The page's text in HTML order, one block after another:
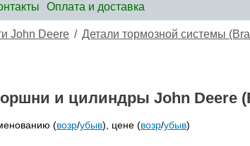
Оплата и доставка
John Deere / Детали тормозной системы
и цилиндры John Deere
(возр/убыв), цене (возр/убыв)